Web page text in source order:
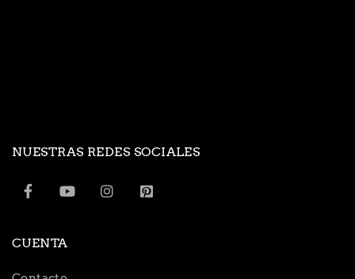
NUESTRAS REDES SOCIALES
CUENTA